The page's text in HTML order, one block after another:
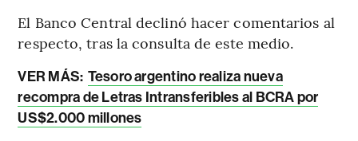
El Banco Central declinó hacer comentarios al
respecto, tras la consulta de este medio.
VER MÁS: Tesoro argentino realiza nueva
recompra de Letras Intransferibles al BCRA por
US$2.000 millones